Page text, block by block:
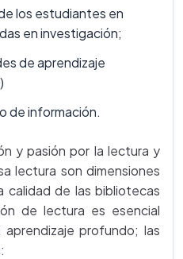
los estudiantes en
en investigación;
de aprendizaje
de información.
y pasión por la lectura y
lectura son dimensiones
calidad de las bibliotecas
de lectura es esencial
profundo; las